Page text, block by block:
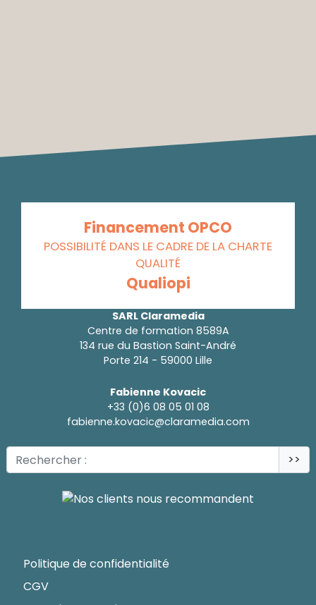
Financement OPCO
POSSIBILITÉ DANS LE CADRE DE LA CHARTE
QUALITÉ
Qualiopi
SARL Claramedia
Centre de formation 8589A
134 rue du Bastion Saint-André
Porte 214 - 59000 Lille
Fabienne Kovacic
+33 (0)6 08 05 01 08
fabienne.kovacic@claramedia.com
>>
Politique de confidentialité
CGV